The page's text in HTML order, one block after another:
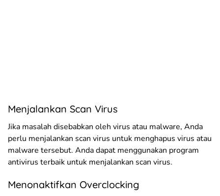
Menjalankan Scan Virus
Jika masalah disebabkan oleh virus atau malware, Anda
perlu menjalankan scan virus untuk menghapus virus atau
malware tersebut. Anda dapat menggunakan program
antivirus terbaik untuk menjalankan scan virus.
Menonaktifkan Overclocking